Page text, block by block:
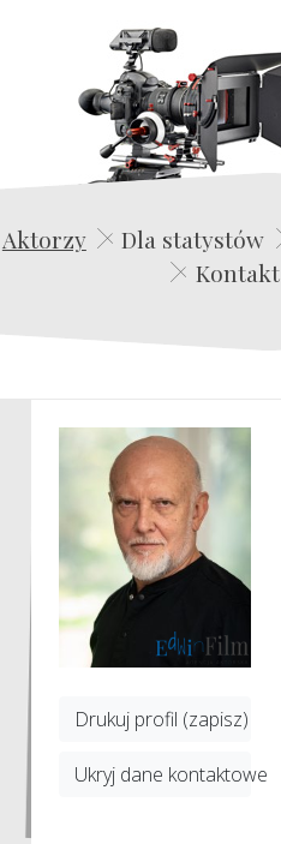
Aktorzy Dla statystów
Kontakt
Drukuj profil (zapisz)
Ukryj dane kontaktowe